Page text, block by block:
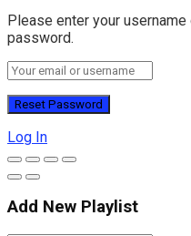
Please enter your
password.
Log In
Add New Playlist